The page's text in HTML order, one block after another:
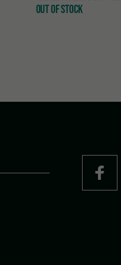
OUT OF STOCK